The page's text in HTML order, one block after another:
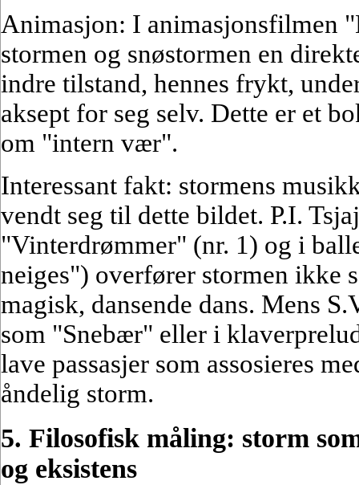
Animasjon: I animasjonsfilmen
stormen og snøstormen en
indre tilstand, hennes frykt,
aksept for seg selv. Dette er et
om "intern vær".
Interessant fakt: stormens
vendt seg til dette bildet. P.I.
"Vinterdrømmer" (nr. 1) og i
neiges") overfører stormen ikke
magisk, dansende dans. Mens
som "Snebær" eller i
lave passasjer som assosieres
åndelig storm.
5. Filosofisk måling: storm
og eksistens